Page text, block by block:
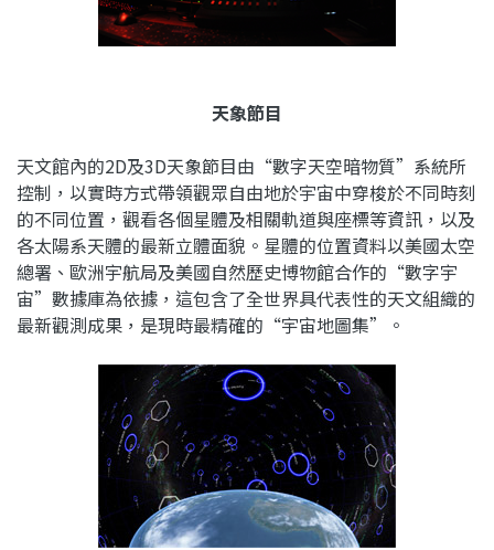
天象節目
天文館內的2D及3D天象節目由“數字天空暗物質”系統所
控制，以實時方式帶領觀眾自由地於宇宙中穿梭於不同時刻
的不同位置，觀看各個星體及相關軌道與座標等資訊，以及
各太陽系天體的最新立體面貌。星體的位置資料以美國太空
總署、歐洲宇航局及美國自然歷史博物館合作的“數字宇
宙”數據庫為依據，這包含了全世界具代表性的天文組織的
最新觀測成果，是現時最精確的“宇宙地圖集”。